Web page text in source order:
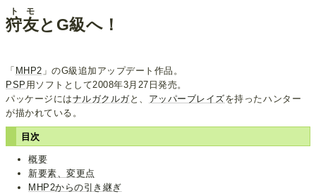
狩友
トモ
とG級へ！
「 MHP2 」のG級追加アップデート作品。
PSP 用ソフトとして2008年3月27日発売。
パッケージにはナルガクルガと、 アッパーブレイズを持ったハンター
が描かれている。
目次
概要
新要素、変更点
MHP2からの引き継ぎ